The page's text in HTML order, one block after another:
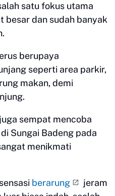
satu fokus utama
besar dan sudah banyak
berupaya
seperti area parkir,
makan, demi
sempat mencoba
Sungai Badeng pada
menikmati
berarung
jeram